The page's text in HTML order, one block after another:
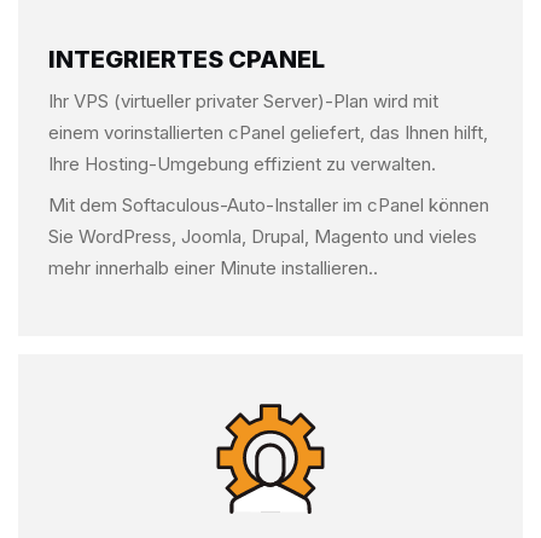
INTEGRIERTES CPANEL
Ihr VPS (virtueller privater Server)-Plan wird mit
einem vorinstallierten cPanel geliefert, das Ihnen hilft,
Ihre Hosting-Umgebung effizient zu verwalten.
Mit dem Softaculous-Auto-Installer im cPanel können
Sie WordPress, Joomla, Drupal, Magento und vieles
mehr innerhalb einer Minute installieren..